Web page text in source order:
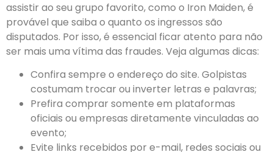
assistir ao seu grupo favorito, como o Iron Maiden, é
provável que saiba o quanto os ingressos são
disputados. Por isso, é essencial ficar atento para não
ser mais uma vítima das fraudes. Veja algumas dicas:
Confira sempre o endereço do site. Golpistas
costumam trocar ou inverter letras e palavras;
Prefira comprar somente em plataformas
oficiais ou empresas diretamente vinculadas ao
evento;
Evite links recebidos por e-mail, redes sociais ou